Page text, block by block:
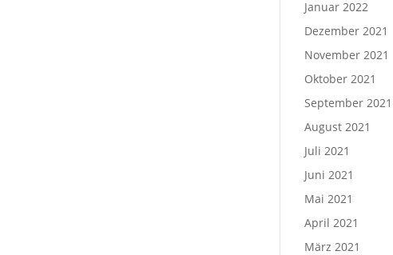
Januar 2022
Dezember 2021
November 2021
Oktober 2021
September 2021
August 2021
Juli 2021
Juni 2021
Mai 2021
April 2021
März 2021